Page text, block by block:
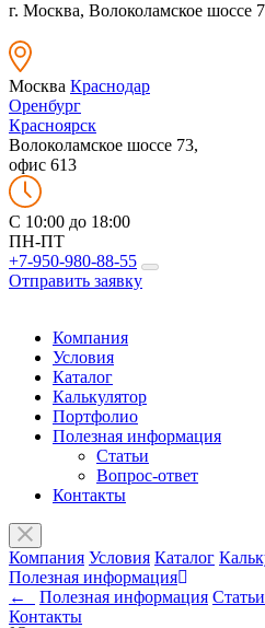
г. Москва, Волоколамское шоссе
Москва Краснодар
Оренбург
Красноярск
Волоколамское шоссе 73,
офис 613
C 10:00 до 18:00
ПН-ПТ
+7-950-980-88-55
Отправить заявку
Компания
Условия
Каталог
Калькулятор
Портфолио
Полезная информация
Статьи
Вопрос-ответ
Контакты
Компания Условия Каталог
Полезная информация
←
Полезная информация Статьи
Контакты